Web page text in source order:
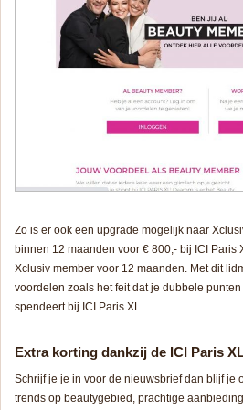
Zo is er ook een upgrade mogelijk naar
binnen 12 maanden voor € 800,- bij ICI Paris
Xclusiv member voor 12 maanden. Met dit
voordelen zoals het feit dat je dubbele
spendeert bij ICI Paris XL.
Extra korting dankzij de ICI Paris
Schrijf je je in voor de nieuwsbrief dan blijf je
trends op beautygebied, prachtige